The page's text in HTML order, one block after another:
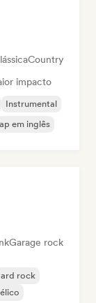
Country
impacto
Instrumental
em inglês
Garage rock
rock